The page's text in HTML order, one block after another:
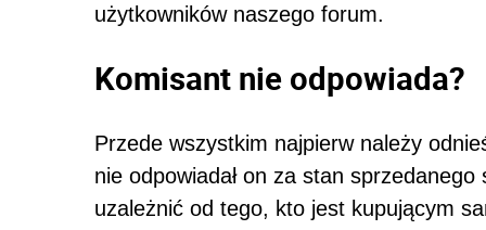
użytkowników naszego forum.
Komisant nie odpowiada?
Przede wszystkim najpierw należy
nie odpowiadał on za stan
uzależnić od tego, kto jest kupującym